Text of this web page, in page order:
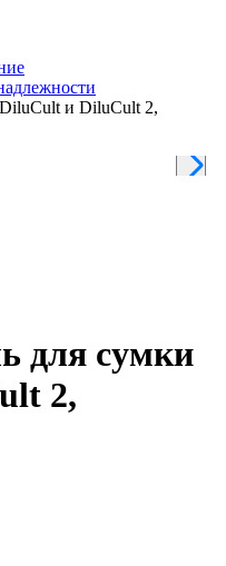
и DiluCult 2,
для сумки
2,